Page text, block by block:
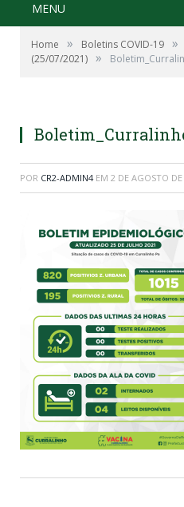
MENU
Home » Boletins COVID-19 »
(25/07/2021) »
POR CR2-ADMIN4 EM 2 DE AGOSTO DE